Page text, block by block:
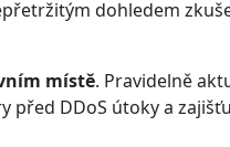
dohledem
místě. Pravidelně
před DDoS útoky a